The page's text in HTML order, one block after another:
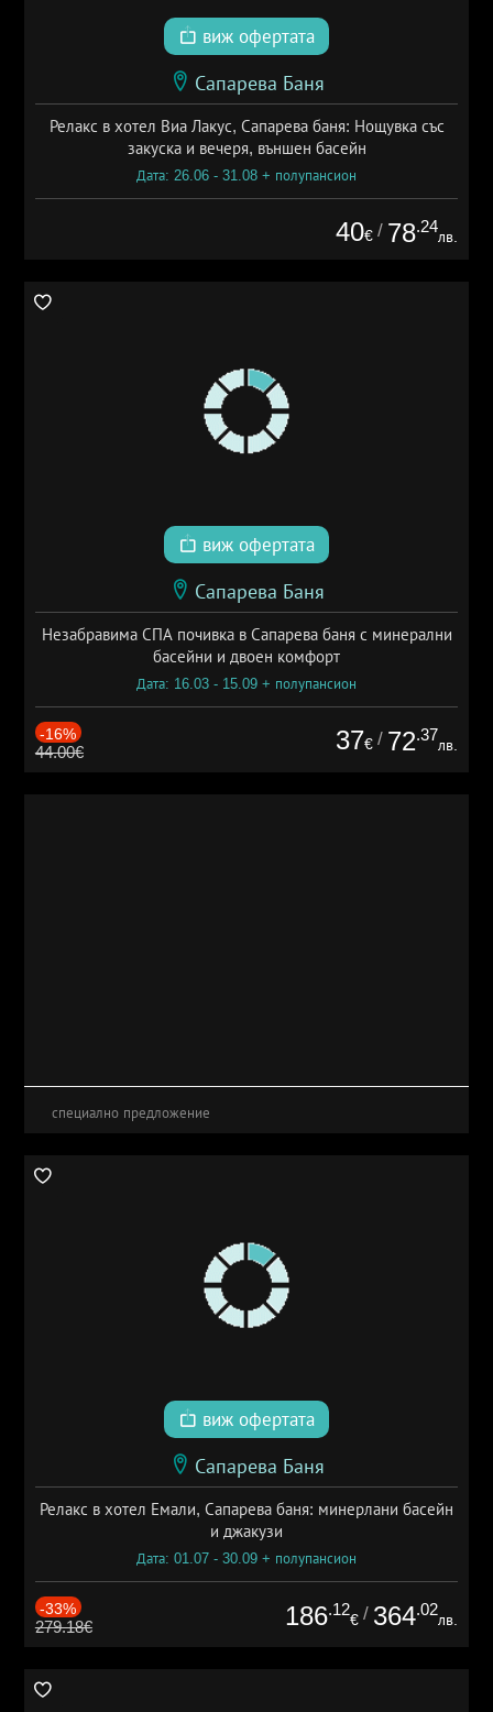
виж офертата
Сапарева Баня
Релакс в хотел Виа Лакус, Сапарева баня: Нощувка със
закуска и вечеря, външен басейн
Дата: 26.06 - 31.08 + полупансион
40€ / 78.24
лв.
виж офертата
Сапарева Баня
Незабравима СПА почивка в Сапарева баня с минерални
басейни и двоен комфорт
Дата: 16.03 - 15.09 + полупансион
-16%
44.00€ 37€ / 72.37
лв.
специално предложение
виж офертата
Сапарева Баня
Релакс в хотел Емали, Сапарева баня: минерлани басейн
и джакузи
Дата: 01.07 - 30.09 + полупансион
-33%
279.18€ 186.12
€ / 364.02
лв.